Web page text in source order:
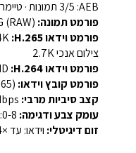
פורמט תמונה:
פורמט וידאו H.265:
צילום אנכי ‏2.7K
פורמט וידאו H.264:
פורמט קובץ וידאו:
קצב סיביות מרבי:
עומק צבע ודגימה:
זום דיגיטלי: וידאו: עד ‏×4 · צילום: עד ‏×3